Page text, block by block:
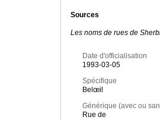
Sources
Les noms de rues de
Date d'officialisation
1993-03-05
Spécifique
Belœil
Générique (avec ou
Rue de